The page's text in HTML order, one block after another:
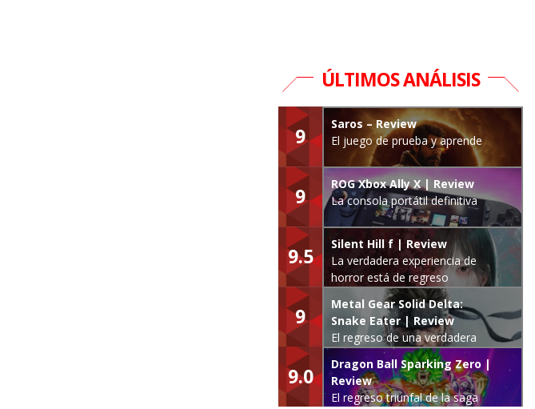
ÚLTIMOS ANÁLISIS
9
Saros – Review
El juego de prueba y aprende
9
ROG Xbox Ally X | Review
La consola portátil definitiva
9.5
Silent Hill f | Review
La verdadera experiencia de
horror está de regreso
9
Metal Gear Solid Delta:
Snake Eater | Review
El regreso de una verdadera
leyenda
9.0
Dragon Ball Sparking Zero |
Review
El regreso triunfal de la saga